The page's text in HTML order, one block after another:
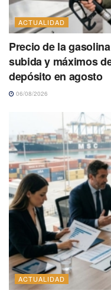
ACTUALIDAD
Precio de la
subida y máximos
depósito en agosto
06/08/2026
ACTUALIDAD